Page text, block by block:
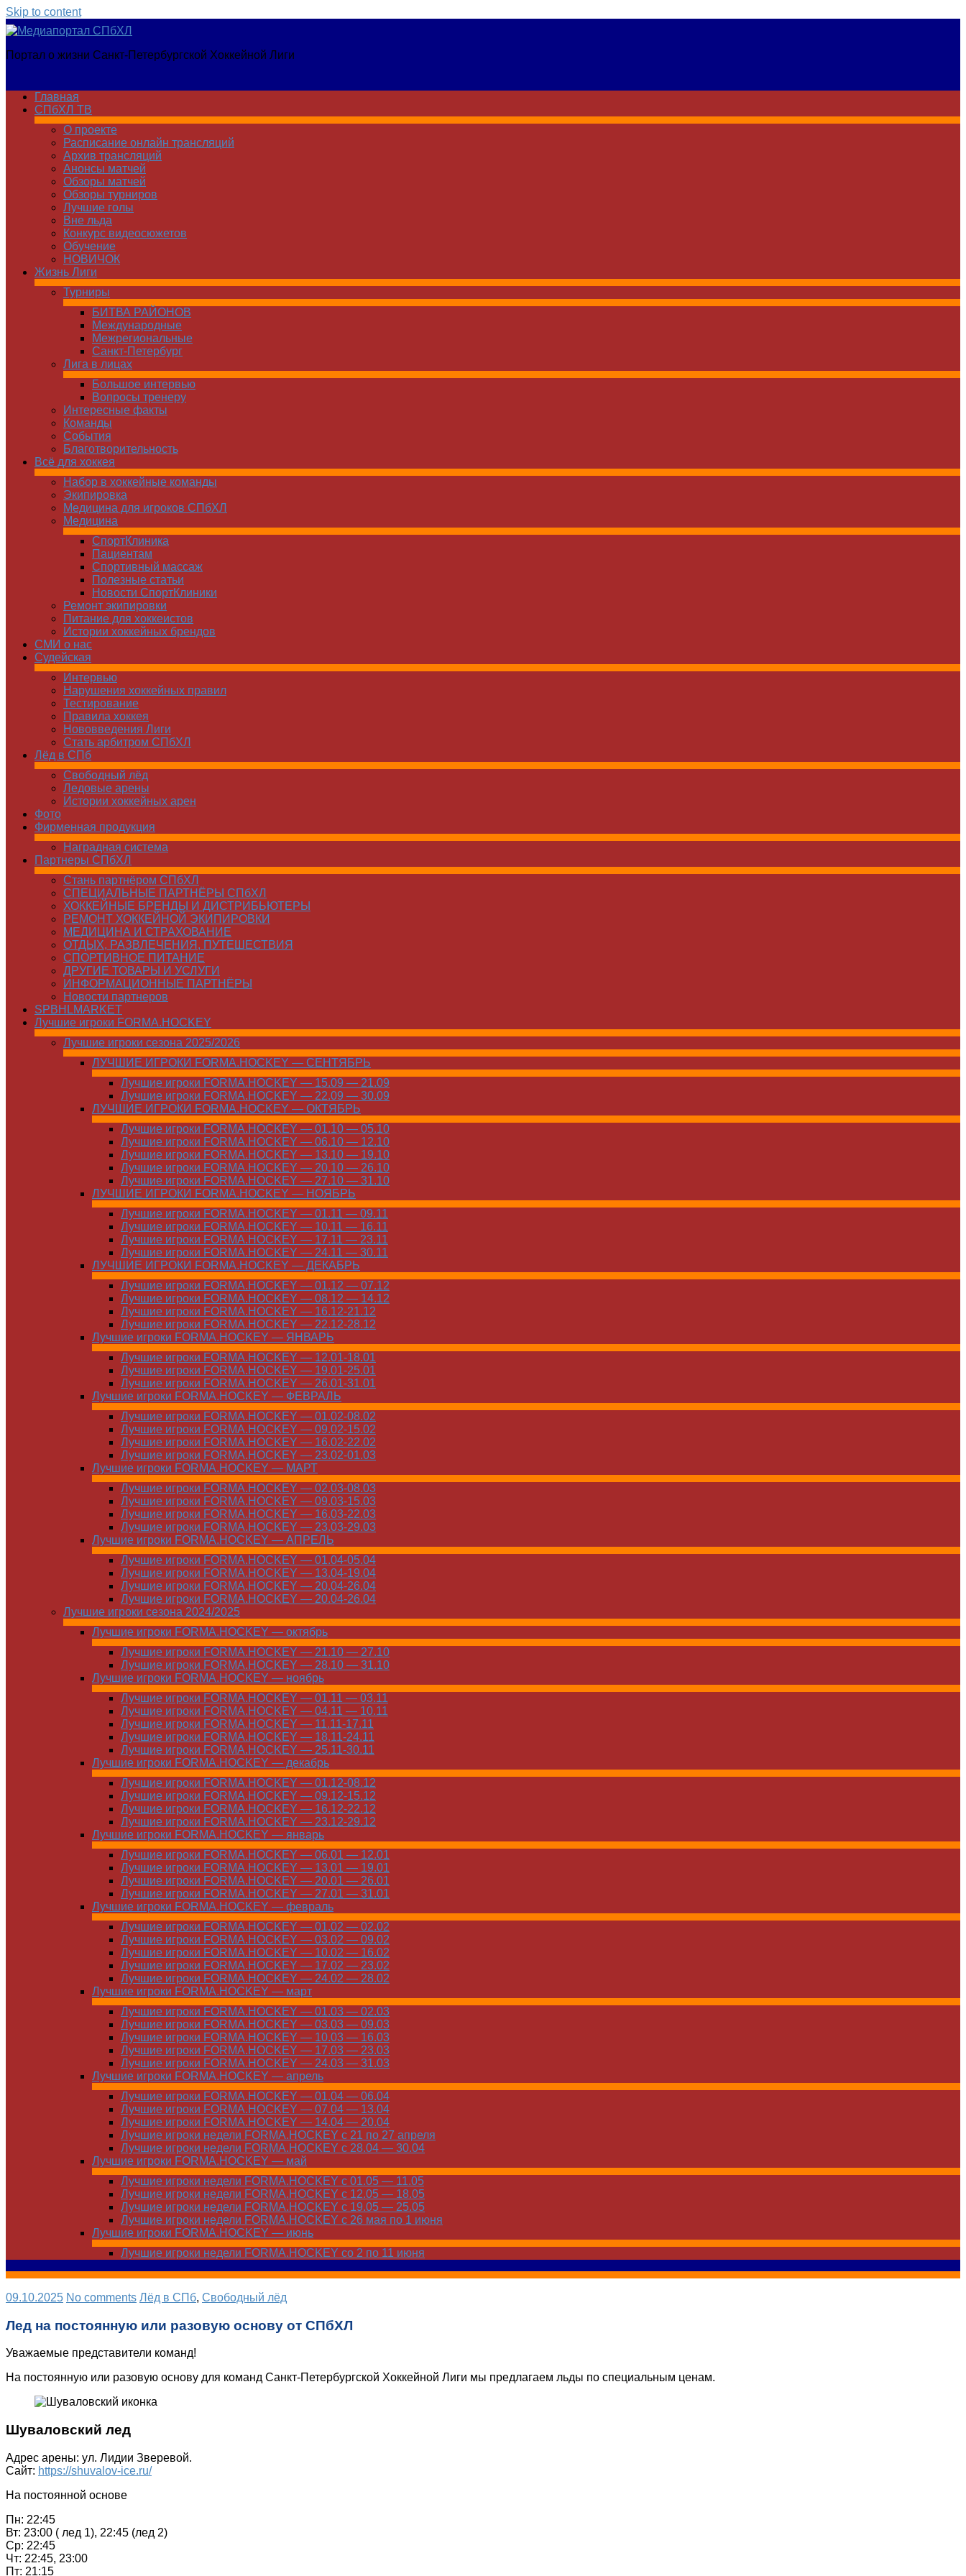
Skip to content
Медиапортал
Портал о жизни Санкт-Петербургской Хоккейной Лиги
Главная
СПбХЛ ТВ
О проекте
Расписание онлайн трансляций
Архив трансляций
Анонсы матчей
Обзоры матчей
Обзоры турниров
Лучшие голы
Вне льда
Конкурс видеосюжетов
Обучение
НОВИЧОК
Жизнь Лиги
Турниры
БИТВА РАЙОНОВ
Международные
Межрегиональные
Санкт-Петербург
Лига в лицах
Большое интервью
Вопросы тренеру
Интересные факты
Команды
Cобытия
Благотворительность
Всё для хоккея
Набор в хоккейные команды
Экипировка
Медицина для игроков СПбХЛ
Медицина
СпортКлиника
Пациентам
Спортивный массаж
Полезные статьи
Новости СпортКлиники
Ремонт экипировки
Питание для хоккеистов
Истории хоккейных брендов
СМИ о нас
Судейская
Интервью
Нарушения хоккейных правил
Тестирование
Правила хоккея
Нововведения Лиги
Стать арбитром СПбХЛ
Лёд в СПб
Свободный лёд
Ледовые арены
Истории хоккейных арен
Фото
Фирменная продукция
Наградная система
Партнеры СПбХЛ
Стань партнёром СПбХЛ
СПЕЦИАЛЬНЫЕ ПАРТНЁРЫ СПбХЛ
ХОККЕЙНЫЕ БРЕНДЫ И ДИСТРИБЬЮТЕРЫ
РЕМОНТ ХОККЕЙНОЙ ЭКИПИРОВКИ
МЕДИЦИНА И СТРАХОВАНИЕ
ОТДЫХ, РАЗВЛЕЧЕНИЯ, ПУТЕШЕСТВИЯ
СПОРТИВНОЕ ПИТАНИЕ
ДРУГИЕ ТОВАРЫ И УСЛУГИ
ИНФОРМАЦИОННЫЕ ПАРТНЁРЫ
Новости партнеров
SPBHLMARKET
Лучшие игроки FORMA.HOCKEY
Лучшие игроки сезона 2025/2026
ЛУЧШИЕ ИГРОКИ FORMA.HOCKEY — СЕНТЯБРЬ
Лучшие игроки FORMA.HOCKEY — 15.09 — 21.09
Лучшие игроки FORMA.HOCKEY — 22.09 — 30.09
ЛУЧШИЕ ИГРОКИ FORMA.HOCKEY — ОКТЯБРЬ
Лучшие игроки FORMA.HOCKEY — 01.10 — 05.10
Лучшие игроки FORMA.HOCKEY — 06.10 — 12.10
Лучшие игроки FORMA.HOCKEY — 13.10 — 19.10
Лучшие игроки FORMA.HOCKEY — 20.10 — 26.10
Лучшие игроки FORMA.HOCKEY — 27.10 — 31.10
ЛУЧШИЕ ИГРОКИ FORMA.HOCKEY — НОЯБРЬ
Лучшие игроки FORMA.HOCKEY — 01.11 — 09.11
Лучшие игроки FORMA.HOCKEY — 10.11 — 16.11
Лучшие игроки FORMA.HOCKEY — 17.11 — 23.11
Лучшие игроки FORMA.HOCKEY — 24.11 — 30.11
ЛУЧШИЕ ИГРОКИ FORMA.HOCKEY — ДЕКАБРЬ
Лучшие игроки FORMA.HOCKEY — 01.12 — 07.12
Лучшие игроки FORMA.HOCKEY — 08.12 — 14.12
Лучшие игроки FORMA.HOCKEY — 16.12-21.12
Лучшие игроки FORMA.HOCKEY — 22.12-28.12
Лучшие игроки FORMA.HOCKEY — ЯНВАРЬ
Лучшие игроки FORMA.HOCKEY — 12.01-18.01
Лучшие игроки FORMA.HOCKEY — 19.01-25.01
Лучшие игроки FORMA.HOCKEY — 26.01-31.01
Лучшие игроки FORMA.HOCKEY — ФЕВРАЛЬ
Лучшие игроки FORMA.HOCKEY — 01.02-08.02
Лучшие игроки FORMA.HOCKEY — 09.02-15.02
Лучшие игроки FORMA.HOCKEY — 16.02-22.02
Лучшие игроки FORMA.HOCKEY — 23.02-01.03
Лучшие игроки FORMA.HOCKEY — МАРТ
Лучшие игроки FORMA.HOCKEY — 02.03-08.03
Лучшие игроки FORMA.HOCKEY — 09.03-15.03
Лучшие игроки FORMA.HOCKEY — 16.03-22.03
Лучшие игроки FORMA.HOCKEY — 23.03-29.03
Лучшие игроки FORMA.HOCKEY — АПРЕЛЬ
Лучшие игроки FORMA.HOCKEY — 01.04-05.04
Лучшие игроки FORMA.HOCKEY — 13.04-19.04
Лучшие игроки FORMA.HOCKEY — 20.04-26.04
Лучшие игроки FORMA.HOCKEY — 20.04-26.04
Лучшие игроки сезона 2024/2025
Лучшие игроки FORMA.HOCKEY — октябрь
Лучшие игроки FORMA.HOCKEY — 21.10 — 27.10
Лучшие игроки FORMA.HOCKEY — 28.10 — 31.10
Лучшие игроки FORMA.HOCKEY — ноябрь
Лучшие игроки FORMA.HOCKEY — 01.11 — 03.11
Лучшие игроки FORMA.HOCKEY — 04.11 — 10.11
Лучшие игроки FORMA.HOCKEY — 11.11-17.11
Лучшие игроки FORMA.HOCKEY — 18.11-24.11
Лучшие игроки FORMA.HOCKEY — 25.11-30.11
Лучшие игроки FORMA.HOCKEY — декабрь
Лучшие игроки FORMA.HOCKEY — 01.12-08.12
Лучшие игроки FORMA.HOCKEY — 09.12-15.12
Лучшие игроки FORMA.HOCKEY — 16.12-22.12
Лучшие игроки FORMA.HOCKEY — 23.12-29.12
Лучшие игроки FORMA.HOCKEY — январь
Лучшие игроки FORMA.HOCKEY — 06.01 — 12.01
Лучшие игроки FORMA.HOCKEY — 13.01 — 19.01
Лучшие игроки FORMA.HOCKEY — 20.01 — 26.01
Лучшие игроки FORMA.HOCKEY — 27.01 — 31.01
Лучшие игроки FORMA.HOCKEY — февраль
Лучшие игроки FORMA.HOCKEY — 01.02 — 02.02
Лучшие игроки FORMA.HOCKEY — 03.02 — 09.02
Лучшие игроки FORMA.HOCKEY — 10.02 — 16.02
Лучшие игроки FORMA.HOCKEY — 17.02 — 23.02
Лучшие игроки FORMA.HOCKEY — 24.02 — 28.02
Лучшие игроки FORMA.HOCKEY — март
Лучшие игроки FORMA.HOCKEY — 01.03 — 02.03
Лучшие игроки FORMA.HOCKEY — 03.03 — 09.03
Лучшие игроки FORMA.HOCKEY — 10.03 — 16.03
Лучшие игроки FORMA.HOCKEY — 17.03 — 23.03
Лучшие игроки FORMA.HOCKEY — 24.03 — 31.03
Лучшие игроки FORMA.HOCKEY — апрель
Лучшие игроки FORMA.HOCKEY — 01.04 — 06.04
Лучшие игроки FORMA.HOCKEY — 07.04 — 13.04
Лучшие игроки FORMA.HOCKEY — 14.04 — 20.04
Лучшие игроки недели FORMA.HOCKEY с 21 по 27 апреля
Лучшие игроки недели FORMA.HOCKEY с 28.04 — 30.04
Лучшие игроки FORMA.HOCKEY — май
Лучшие игроки недели FORMA.HOCKEY с 01.05 — 11.05
Лучшие игроки недели FORMA.HOCKEY с 12.05 — 18.05
Лучшие игроки недели FORMA.HOCKEY с 19.05 — 25.05
Лучшие игроки недели FORMA.HOCKEY с 26 мая по 1 июня
Лучшие игроки FORMA.HOCKEY — июнь
Лучшие игроки недели FORMA.HOCKEY со 2 по 11 июня
09.10.2025 No comments Лёд в СПб, Свободный лёд
Лед на постоянную или разовую основу от СПбХЛ
Уважаемые представители команд!
На постоянную или разовую основу для команд Санкт-Петербургской Хоккейной Лиги мы предлагаем льды по специальным ценам.
Шуваловский лед
Адрес арены: ул. Лидии Зверевой.
Сайт: https://shuvalov-ice.ru/
На постоянной основе
Пн: 22:45
Вт: 23:00 ( лед 1), 22:45 (лед 2)
Ср: 22:45
Чт: 22:45, 23:00
Пт: 21:15